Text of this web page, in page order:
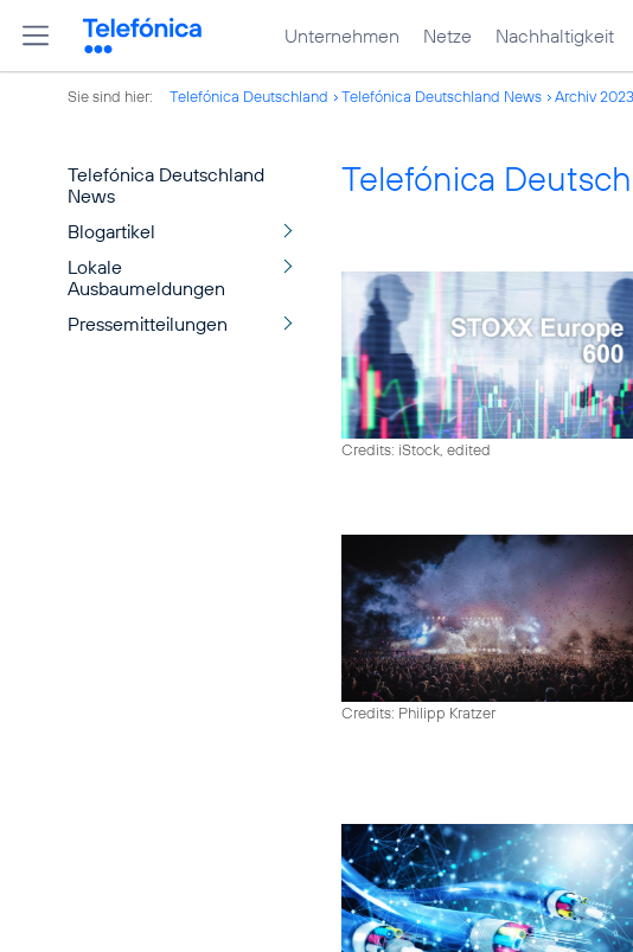
Unternehmen Netze Nachhaltigkeit
Sie sind hier: Telefónica Deutschland Telefónica Deutschland News Archiv 2023
Telefónica Deutschland
News
Blogartikel
Lokale
Ausbaumeldungen
Pressemitteilungen
Telefónica
Credits: iStock, edited
Credits: Philipp Kratzer